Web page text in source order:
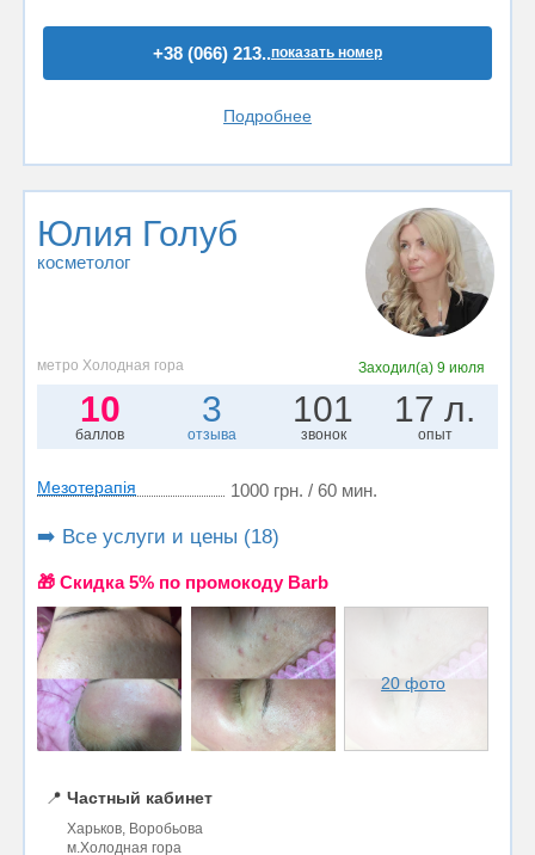
+38 (066) 213..показать номер
Подробнее
Юлия Голуб
косметолог
метро Холодная гора Заходил(а) 9 июля
10
баллов
3
отзыва
101
звонок
17 л.
опыт
Мезотерапія 1000 грн. / 60 мин.
➡️ Все услуги и цены (18)
🎁 Cкидка 5% по промокоду Barb
20 фото
📍 Частный кабинет
Харьков, Воробьова
м.Холодная гора